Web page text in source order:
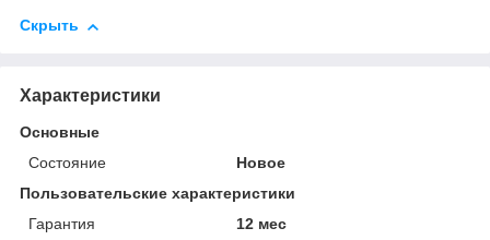
Скрыть
Характеристики
Основные
Состояние
Новое
Пользовательские характеристики
Гарантия
12 мес